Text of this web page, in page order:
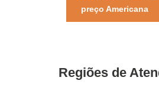
preço Americana
Regiões de